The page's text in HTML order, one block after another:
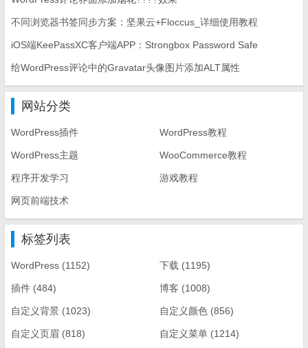
不同浏览器书签同步方案：坚果云+Floccus_详细使用教程
iOS端KeePassXC客户端APP：Strongbox Password Safe
给WordPress评论中的Gravatar头像图片添加ALT属性
网站分类
WordPress插件 WordPress教程
WordPress主题 WooCommerce教程
程序开发学习 游戏教程
网页前端技术
标签列表
WordPress (1152) 下载 (1195)
插件 (484) 博客 (1008)
自定义背景 (1023) 自定义颜色 (856)
自定义页眉 (818) 自定义菜单 (1214)